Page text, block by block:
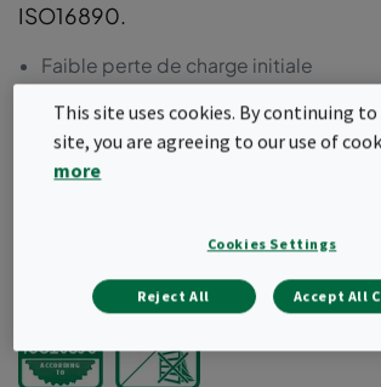
ISO16890.
Faible perte de charge initiale
Courbe de perte de charge plate
Une gamme complète de tailles
Conception innovante des poches
distribution optimale de l'air
This site uses cookies. By continuing
site, you are agreeing to our use of
more
Cookies Settings
Reject All Accept All